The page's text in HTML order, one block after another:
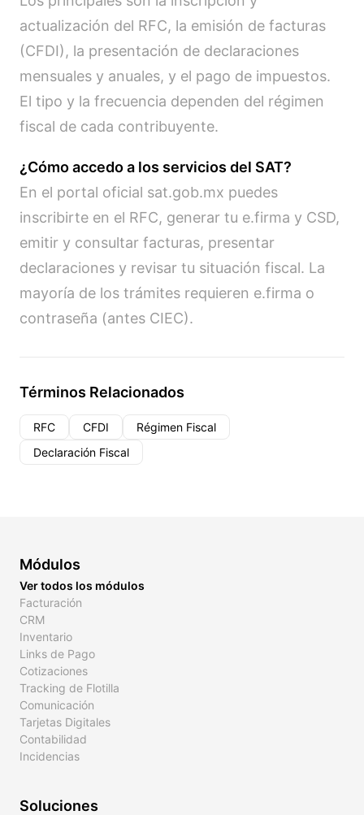
actualización del RFC, la emisión de facturas
(CFDI), la presentación de declaraciones
mensuales y anuales, y el pago de impuestos.
El tipo y la frecuencia dependen del régimen
fiscal de cada contribuyente.
¿Cómo accedo a los servicios del SAT?
En el portal oficial sat.gob.mx puedes
inscribirte en el RFC, generar tu e.firma y CSD,
emitir y consultar facturas, presentar
declaraciones y revisar tu situación fiscal. La
mayoría de los trámites requieren e.firma o
contraseña (antes CIEC).
Términos Relacionados
RFC CFDI
Régimen Fiscal
Declaración Fiscal
Módulos
Ver todos los módulos
Facturación
CRM
Inventario
Links de Pago
Cotizaciones
Tracking de Flotilla
Comunicación
Tarjetas Digitales
Contabilidad
Incidencias
Soluciones